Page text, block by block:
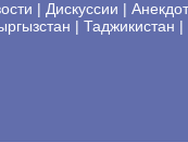
| Дискуссии |
| Таджикистан |